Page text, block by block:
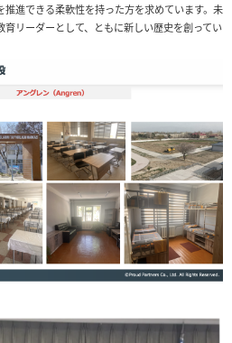
進できる柔軟性を持った方を求めています。未
リーダーとして、ともに新しい歴史を創ってい